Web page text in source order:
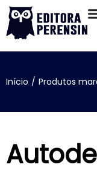
Início / Produtos